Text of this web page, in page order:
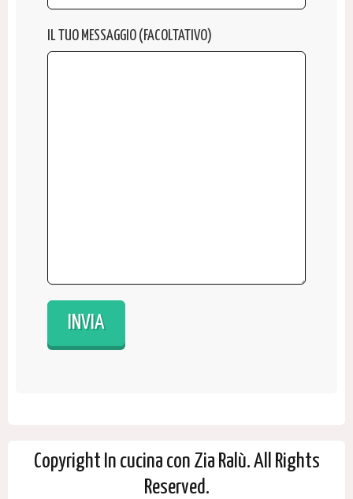
IL TUO MESSAGGIO (FACOLTATIVO)
Copyright In cucina con Zia Ralù. All Rights
Reserved.